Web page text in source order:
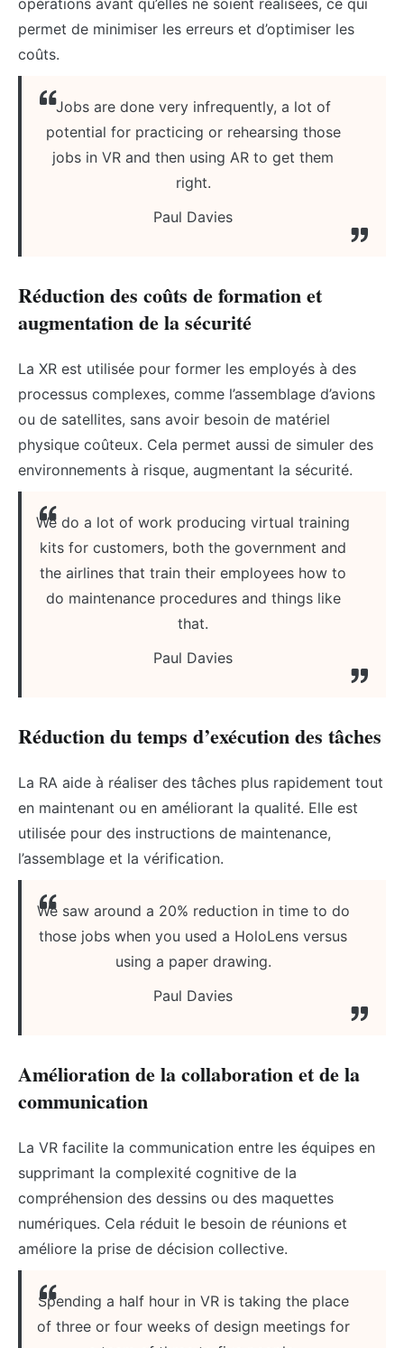
opérations avant qu’elles ne soient réalisées, ce qui
permet de minimiser les erreurs et d’optimiser les
coûts.
Jobs are done very infrequently, a lot of
potential for practicing or rehearsing those
jobs in VR and then using AR to get them
right.
Paul Davies
Réduction des coûts de formation et
augmentation de la sécurité
La XR est utilisée pour former les employés à des
processus complexes, comme l’assemblage d’avions
ou de satellites, sans avoir besoin de matériel
physique coûteux. Cela permet aussi de simuler des
environnements à risque, augmentant la sécurité.
We do a lot of work producing virtual training
kits for customers, both the government and
the airlines that train their employees how to
do maintenance procedures and things like
that.
Paul Davies
Réduction du temps d’exécution des tâches
La RA aide à réaliser des tâches plus rapidement tout
en maintenant ou en améliorant la qualité. Elle est
utilisée pour des instructions de maintenance,
l’assemblage et la vérification.
We saw around a 20% reduction in time to do
those jobs when you used a HoloLens versus
using a paper drawing.
Paul Davies
Amélioration de la collaboration et de la
communication
La VR facilite la communication entre les équipes en
supprimant la complexité cognitive de la
compréhension des dessins ou des maquettes
numériques. Cela réduit le besoin de réunions et
améliore la prise de décision collective.
Spending a half hour in VR is taking the place
of three or four weeks of design meetings for